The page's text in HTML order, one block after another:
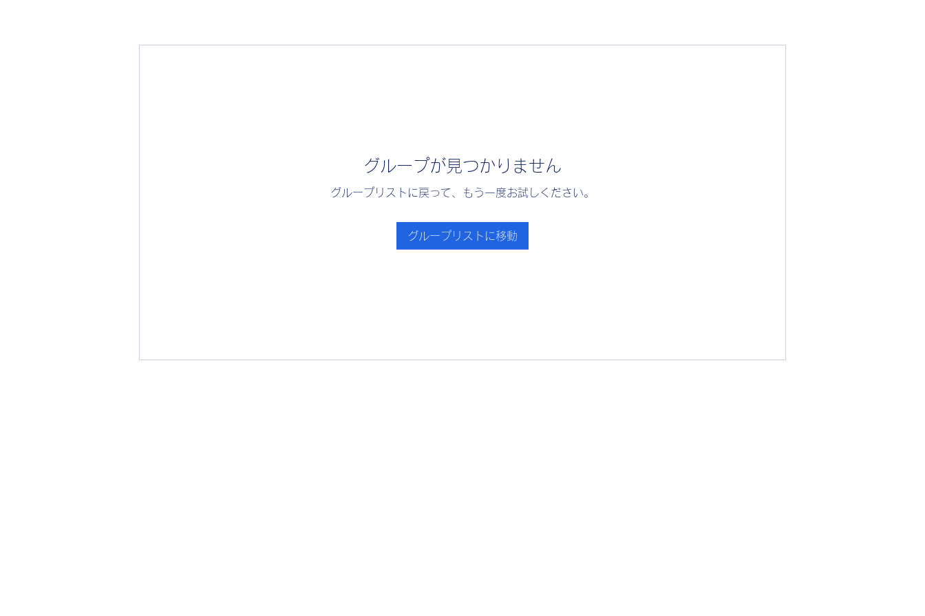
グループが見つかりません
グループリストに戻って、もう一度お試しください。
グループリストに移動